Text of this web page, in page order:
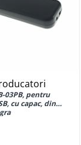
03PB, pentru
cu capac, din